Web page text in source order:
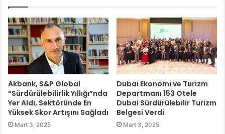
k
u
l
ş
i
k
a
e
l
d
a
n
G
e
m
e
n
c
Akbank, S&P Global
“Sürdürülebilirlik Yıllığı”nda
Yer Aldı, Sektöründe En
Yüksek Skor Artışını Sağladı
Mart 3, 2025
Dubai Ekonomi ve Turizm
Departmanı 153 Otele
Dubai Sürdürülebilir Turizm
Belgesi Verdi
Mart 3, 2025